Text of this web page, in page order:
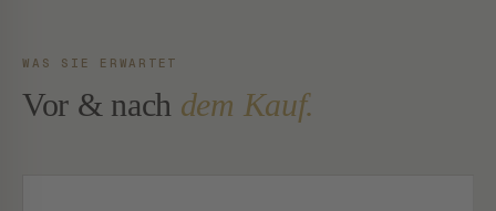
WAS SIE ERWARTET
Vor & nach dem Kauf.